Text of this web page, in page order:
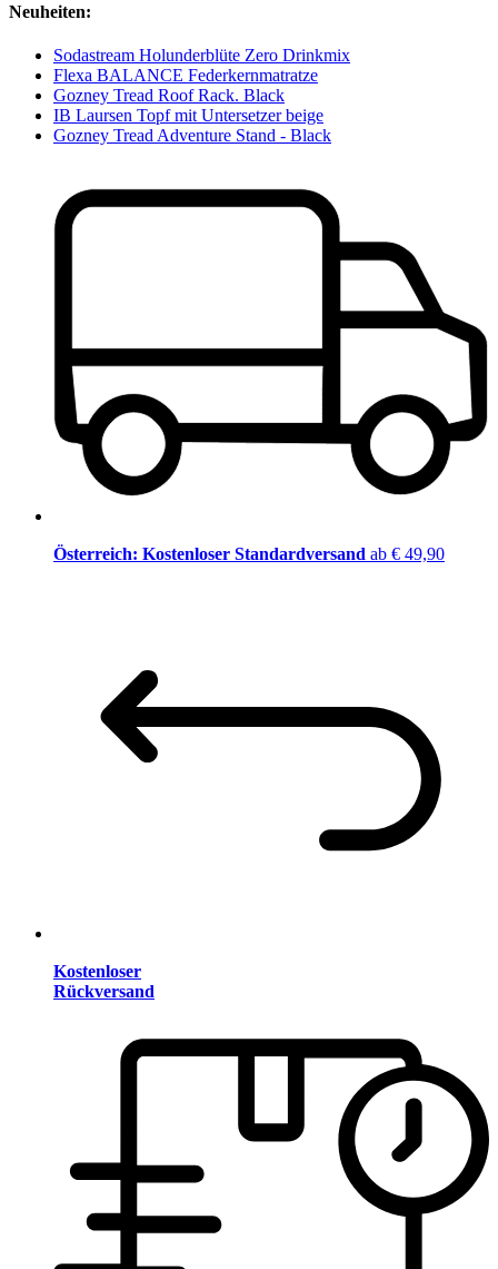
Neuheiten:
Sodastream Holunderblüte Zero Drinkmix
Flexa BALANCE Federkernmatratze
Gozney Tread Roof Rack. Black
IB Laursen Topf mit Untersetzer beige
Gozney Tread Adventure Stand - Black
Österreich: Kostenloser Standardversand ab € 49,90
Kostenloser
Rückversand